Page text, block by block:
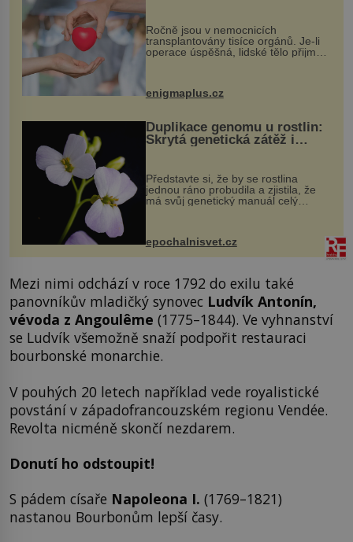
Ročně jsou v nemocnicích
transplantovány tisíce orgánů. Je-li
operace úspěšná, lidské tělo přijme
enigmaplus.cz
Duplikace genomu u rostlin:
Skrytá genetická zátěž i
Představte si, že by se rostlina
jednou ráno probudila a zjistila, že
má svůj genetický manuál celý
vstupenka...
epochalnisvet.cz
Mezi nimi odchází v roce 1792 do exilu také
panovníkův mladičký synovec Ludvík Antonín,
vévoda z Angoulême (1775–1844). Ve vyhnanství
se Ludvík všemožně snaží podpořit restauraci
bourbonské monarchie.
V pouhých 20 letech například vede royalistické
povstání v západofrancouzském regionu Vendée.
Revolta nicméně skončí nezdarem.
Donutí ho odstoupit!
S pádem císaře Napoleona I. (1769–1821)
nastanou Bourbonům lepší časy.